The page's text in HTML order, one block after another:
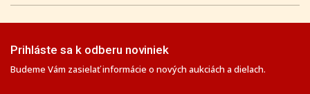
Prihláste sa k odberu noviniek
Budeme Vám zasielať informácie o nových aukciách a dielach.